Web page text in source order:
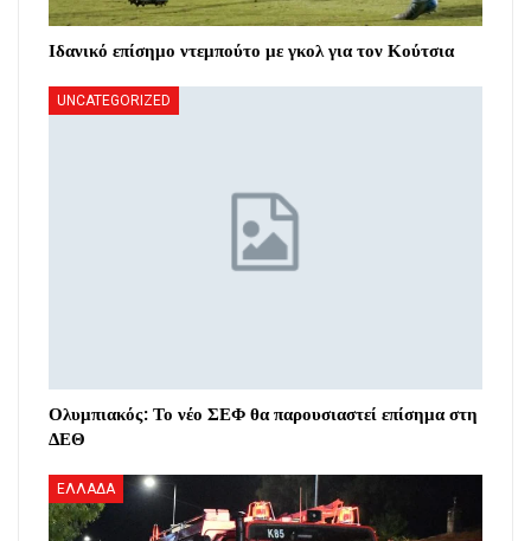
Ιδανικό επίσημο ντεμπούτο με γκολ για τον Κούτσια
UNCATEGORIZED
Ολυμπιακός: Το νέο ΣΕΦ θα παρουσιαστεί επίσημα στη
ΔΕΘ
ΕΛΛΑΔΑ